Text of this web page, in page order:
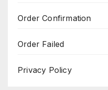
Order Confirmation
Order Failed
Privacy Policy